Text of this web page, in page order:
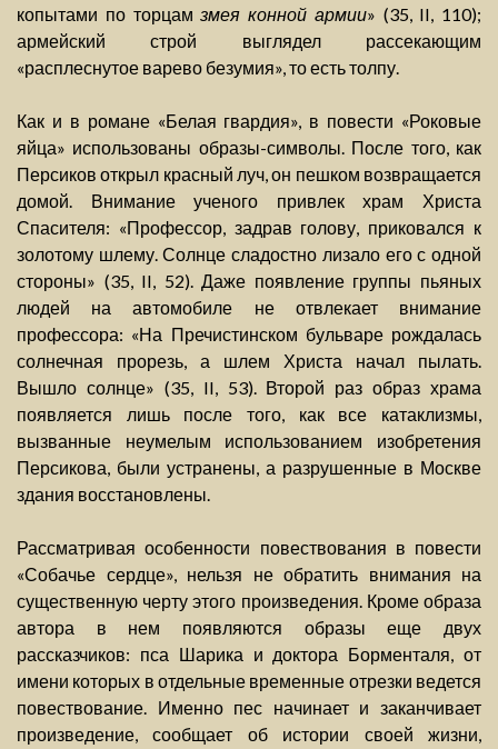
копытами по торцамзмея конной армии» (35, II, 110);
армейский строй выглядел рассекающим
«расплеснутое варево безумия», то есть толпу.
Как и в романе «Белая гвардия», в повести «Роковые
яйца» использованы образы-символы. После того, как
Персиков открыл красный луч, он пешком возвращается
домой. Внимание ученого привлек храм Христа
Спасителя: «Профессор, задрав голову, приковался к
золотому шлему. Солнце сладостно лизало его с одной
стороны» (35, II, 52). Даже появление группы пьяных
людей на автомобиле не отвлекает внимание
профессора: «На Пречистинском бульваре рождалась
солнечная прорезь, а шлем Христа начал пылать.
Вышло солнце» (35, II, 53). Второй раз образ храма
появляется лишь после того, как все катаклизмы,
вызванные неумелым использованием изобретения
Персикова, были устранены, а разрушенные в Москве
здания восстановлены.
Рассматривая особенности повествования в повести
«Собачье сердце», нельзя не обратить внимания на
существенную черту этого произведения. Кроме образа
автора в нем появляются образы еще двух
рассказчиков: пса Шарика и доктора Борменталя, от
имени которых в отдельные временные отрезки ведется
повествование. Именно пес начинает и заканчивает
произведение, сообщает об истории своей жизни,